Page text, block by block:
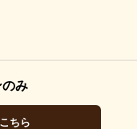
み
ちら